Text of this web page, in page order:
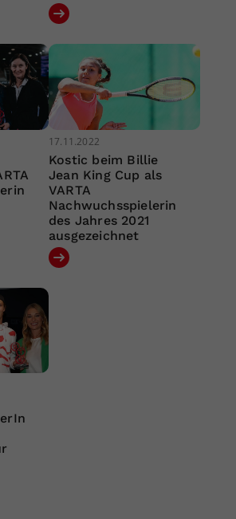
17.11.2022
Kostic beim Billie
Jean King Cup als
VARTA
Nachwuchsspielerin
des Jahres 2021
ausgezeichnet